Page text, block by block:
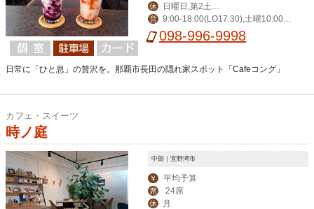
休
日,祝日
営
9:00-18:00(LO17:30),土曜10:00-1
7:00(LO16:30)※18:00～21:00は予約
098-996-9998
日常に「ひと息」の贅沢を。那覇市長田の隠れ家スポット「Cafeコング」
カフェ・スイーツ
時ノ庭
中部｜宜野湾市
￥ 平均予算
席 24席
休 月